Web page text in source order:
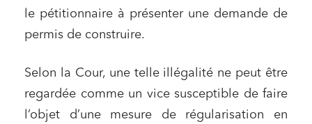
le pétitionnaire à présenter une demande de
permis de construire.
Selon la Cour, une telle illégalité ne peut être
regardée comme un vice susceptible de faire
l’objet d’une mesure de régularisation en